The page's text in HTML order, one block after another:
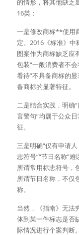
的情形，将其他缺乏
16类：
一是修改商标**使用
定。2016《标准》
图案作为商标缺乏应
包装“一般消费者不
看待”不具备商标的
备商标的显著特征。
二是结合实践，明确
言警句”均属于公众
征。
三是明确“仅有申请
志符号”“节日名称”
所谓常用标志符号，
所谓节日名称，不仅
称。
当然，《指南》无法
体到某一件标志是否
际情况进行个案判断